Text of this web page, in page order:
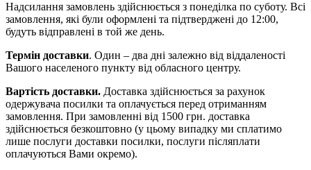
Надсилання замовлень здійснюється з понеділка по суботу. Всі
замовлення, які були оформлені та підтверджені до 12:00,
будуть відправлені в той же день.
Термін доставки. Один – два дні залежно від віддаленості
Вашого населеного пункту від обласного центру.
Вартість доставки. Доставка здійснюється за рахунок
одержувача посилки та оплачується перед отриманням
замовлення. При замовленні від 1500 грн. доставка
здійснюється безкоштовно (у цьому випадку ми сплатимо
лише послуги доставки посилки, послуги післяплати
оплачуються Вами окремо).